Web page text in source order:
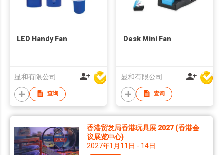
LED Handy Fan
显和有限公司
查询
Desk Mini Fan
显和有限公司
查询
香港贸发局香港玩具展 2027 (香港会
议展览中心)
2027年1月11日 - 14日